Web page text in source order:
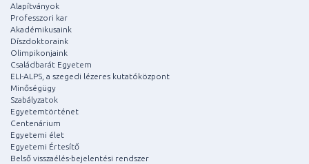
Alapítványok
Professzori kar
Akadémikusaink
Díszdoktoraink
Olimpikonjaink
Családbarát Egyetem
ELI-ALPS, a szegedi lézeres kutatóközpont
Minőségügy
Szabályzatok
Egyetemtörténet
Centenárium
Egyetemi élet
Egyetemi Értesítő
Belső visszaélés-bejelentési rendszer